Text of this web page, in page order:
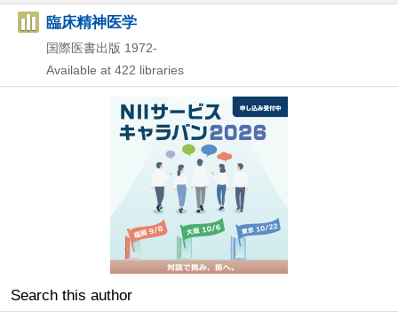
臨床精神医学
国際医書出版 1972-
Available at 422 libraries
Search this author